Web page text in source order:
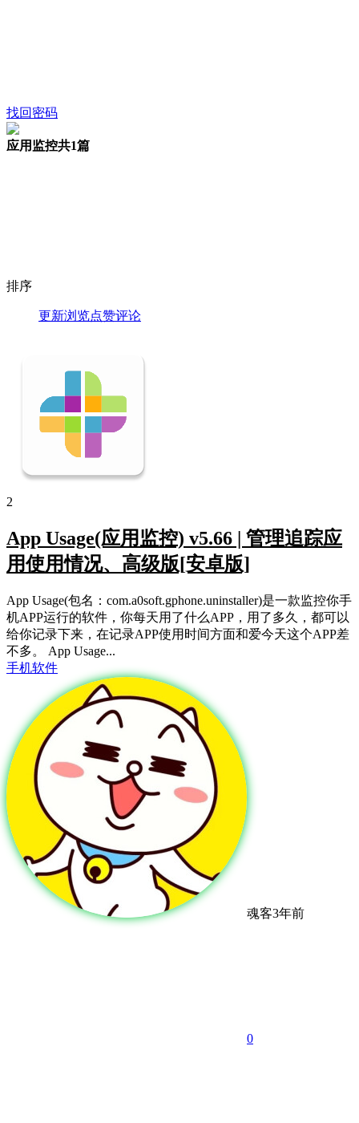
找回密码
应用监控共1篇
排序
更新浏览点赞评论
2
App Usage(应用监控) v5.66 | 管理追踪应
用使用情况、高级版[安卓版]
App Usage(包名：com.a0soft.gphone.uninstaller)是一款监控你手
机APP运行的软件，你每天用了什么APP，用了多久，都可以
给你记录下来，在记录APP使用时间方面和爱今天这个APP差
不多。 App Usage...
手机软件
魂客3年前
0